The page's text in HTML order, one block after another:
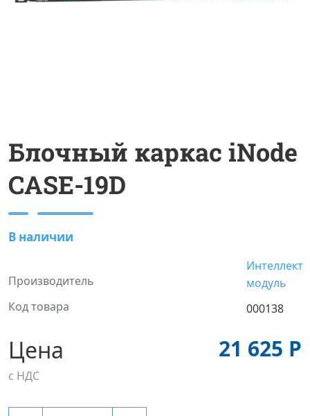
Блочный каркас iNode
CASE-19D
В наличии
Производитель
Интеллект
модуль
Код товара
000138
Цена
с НДС
21 625 Р